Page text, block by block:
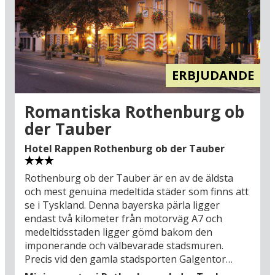
närområdet ligger det populära skogs- och
rekreationsområdet Winterberg (23 km) med
flera vandrings- och cykelleder. Du kan
exempelvis vandra till utsiktstornet (581 m.ö.h.)
och belönas med en 360 graders
panoramautsikt över nejden – om du går alla
trappstegen 25 meter upp. På kurorten kan du
också se fram emot möjligheten för bad i den
offentliga simhallen (2,5 km) med både inomhus-
och utomhuspooler och vattenrutschbana – och
kanske vill du prova lyckan på det berömda
kasinot, Casino Barriére Niederbronn (350 m)?
Butiker och små caféer ligger utströdda över
kurorten som är en mix av nutida semesteridyll
och historisk atmosfär – se fram emot en trevlig
semester i Niederbronn-les-Bains!
ERBJUDANDE
Romantiska Rothenburg ob
der Tauber
Hotel Rappen Rothenburg ob der Tauber
Rothenburg ob der Tauber är en av de äldsta
och mest genuina medeltida städer som finns att
se i Tyskland. Denna bayerska pärla ligger
endast två kilometer från motorväg A7 och
medeltidsstaden ligger gömd bakom den
imponerande och välbevarade stadsmuren.
Precis vid den gamla stadsporten Galgentor